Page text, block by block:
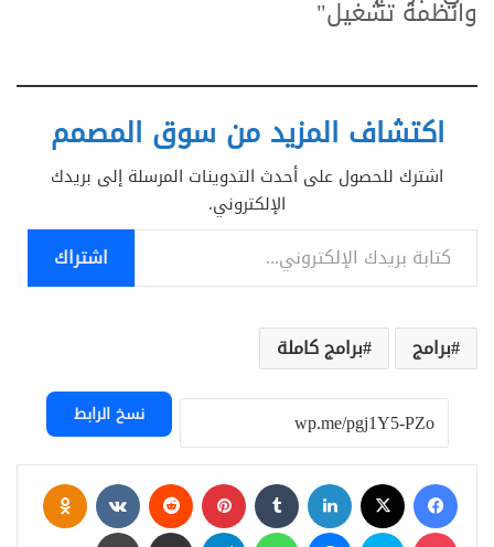
وانظمة تشغيل"
اكتشاف المزيد من سوق المصمم
اشترك للحصول على أحدث التدوينات المرسلة إلى بريدك
الإلكتروني.
كتابة بريدك الإلكتروني...
اشتراك
برامج برامج كاملة
نسخ الرابط
فيسبوك لينكدإن بينتيريست
‫Pocket
سكايب ماسنجر واتساب تيلقرام مشاركة عبر البريد طباعة